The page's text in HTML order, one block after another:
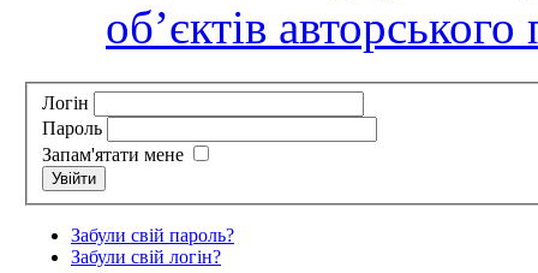
обʼєктів авторського
Логін
Пароль
Запам'ятати мене
Увійти
Забули свій пароль?
Забули свій логін?